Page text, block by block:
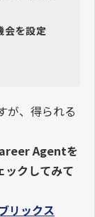
会を設定
が、得られる
Agentを
ックしてみて
リックス